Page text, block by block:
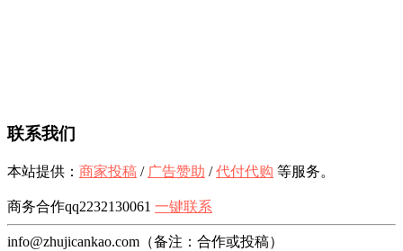
联系我们
本站提供： 商家投稿 / 广告赞助 /代付代购 等服务。
商务合作qq2232130061 一键联系
info@zhujicankao.com（备注：合作或投稿）